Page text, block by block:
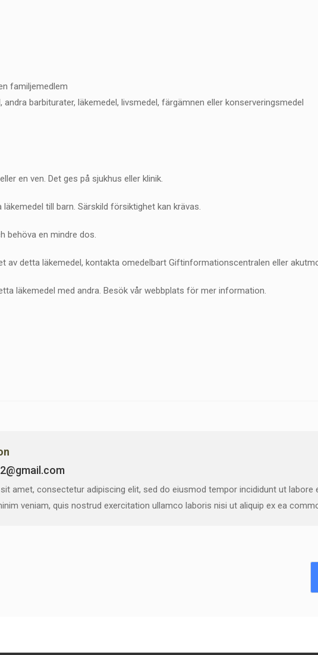
familjemedlem
barbiturater, läkemedel, livsmedel, färgämnen eller konserveringsmedel
en ven. Det ges på sjukhus eller klinik.
till barn. Särskild försiktighet kan krävas.
behöva en mindre dos.
av detta läkemedel, kontakta omedelbart Giftinformationscentralen eller
läkemedel med andra. Besök vår webbplats för mer information.
amet, consectetur adipiscing elit, sed do eiusmod tempor incididunt ut labore
veniam, quis nostrud exercitation ullamco laboris nisi ut aliquip ex ea